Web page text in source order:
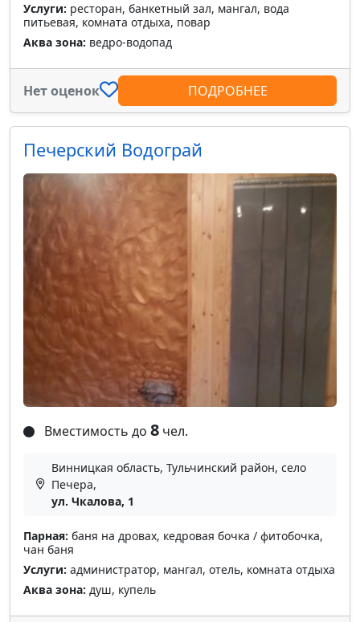
Услуги: ресторан, банкетный зал, мангал, вода
питьевая, комната отдыха, повар
Аква зона: ведро-водопад
Нет оценок ПОДРОБНЕЕ
Печерский Водограй
Вместимость до 8 чел.
Винницкая область, Тульчинский район, село
Печера,
ул. Чкалова, 1
Парная: баня на дровах, кедровая бочка / фитобочка,
чан баня
Услуги: администратор, мангал, отель, комната отдыха
Аква зона: душ, купель